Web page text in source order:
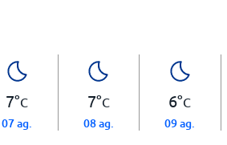
7°C
07 ag.
7°C
08 ag.
6°C
09 ag.